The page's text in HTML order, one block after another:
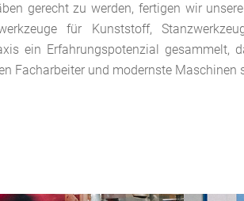
gerecht zu werden, fertigen wir
für Kunststoff,
ein Erfahrungspotenzial
Facharbeiter und modernste